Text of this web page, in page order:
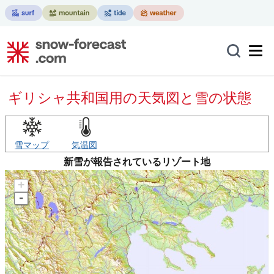
ギリシャ共和国用の天気図と雪の状態
雪マップ 気温図
新雪が報告されているリゾート地
+
-